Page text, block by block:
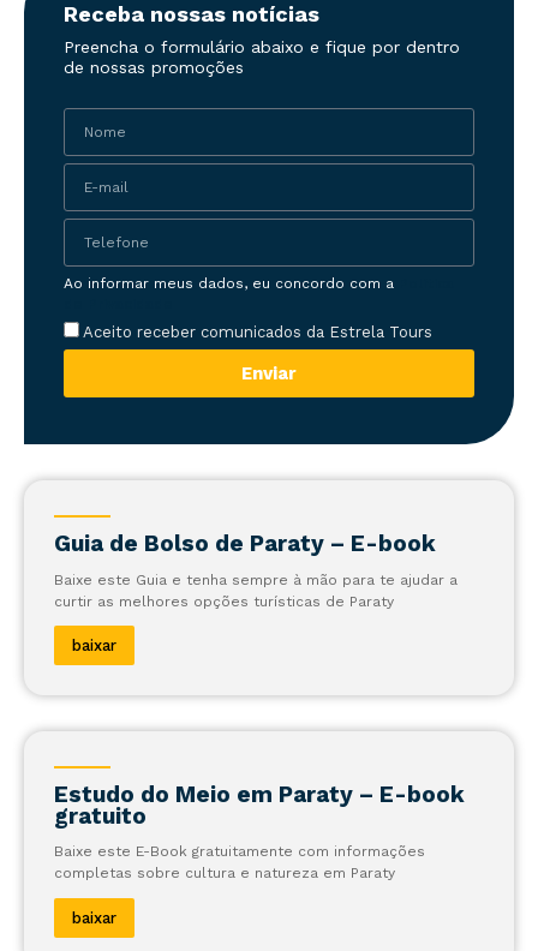
Receba nossas notícias
Preencha o formulário abaixo e fique por dentro
de nossas promoções
Ao informar meus dados, eu concordo com a
Aceito receber comunicados da Estrela Tours
Enviar
Guia de Bolso de Paraty – E-book
Baixe este Guia e tenha sempre à mão para te ajudar a
curtir as melhores opções turísticas de Paraty
baixar
Estudo do Meio em Paraty – E-book
gratuito
Baixe este E-Book gratuitamente com informações
completas sobre cultura e natureza em Paraty
baixar